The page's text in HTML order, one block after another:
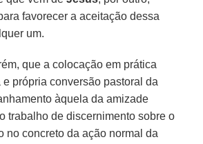
favorecer a aceitação dessa
um.
que a colocação em prática
própria conversão pastoral da
àquela da amizade
trabalho de discernimento sobre o
no concreto da ação normal da